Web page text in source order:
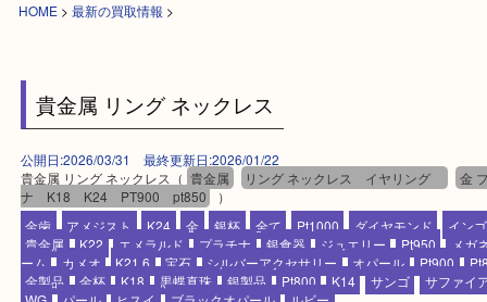
HOME
貴金属 リング ネックレス
公開日:2026/03/31 最終更新日:2026/01/22
貴金属 リング ネックレス（ 貴金属 リング ネックレス イヤリング
ナ K18 K24 PT900 pt850 ）